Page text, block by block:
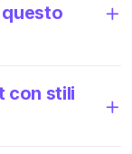
con stili